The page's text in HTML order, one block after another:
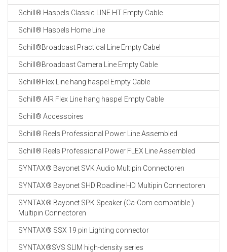
Schill® Haspels Classic LINE HT Empty Cable
Schill® Haspels Home Line
Schill®Broadcast Practical Line Empty Cabel
Schill®Broadcast Camera Line Empty Cable
Schill®Flex Line hang haspel Empty Cable
Schill® AIR Flex Line hang haspel Empty Cable
Schill® Accessoires
Schill® Reels Professional Power Line Assembled
Schill® Reels Professional Power FLEX Line Assembled
SYNTAX® Bayonet SVK Audio Multipin Connectoren
SYNTAX® Bayonet SHD Roadline HD Multipin Connectoren
SYNTAX® Bayonet SPK Speaker (Ca-Com compatible )
Multipin Connectoren
SYNTAX® SSX 19 pin Lighting connector
SYNTAX®SVS SLIM high-density series